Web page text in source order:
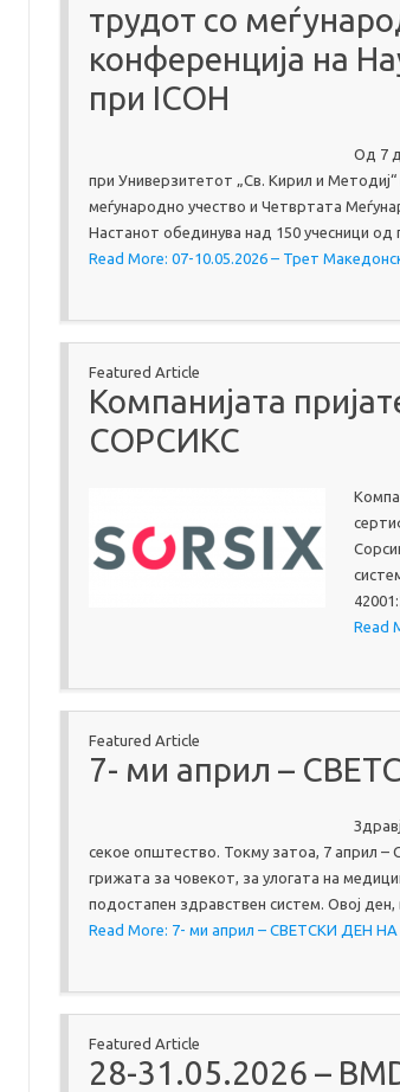
трудот со
конференција на
при ICOH
Од 7
при Универзитетот „Св. Кирил и
меѓународно учество и Четвртата
Настанот обединува над 150 учесници
Read More: 07-10.05.2026 – Трет
Featured Article
Компанијата
СОРСИКС
Read
Featured Article
7- ми април –
секое општество. Токму затоа, 7 април –
грижата за човекот, за улогата на
подостапен здравствен систем. Овој
Read More: 7- ми април – СВЕТСКИ ДЕН
Featured Article
28-31.05.2026 –